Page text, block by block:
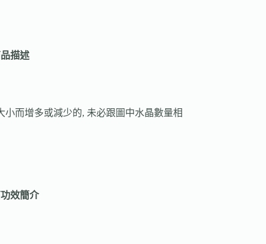
描述
小而增多或減少的, 未必跟圖中水晶數量相
效簡介